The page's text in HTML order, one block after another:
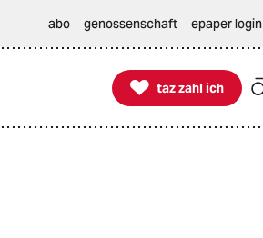
abo genossenschaft epaper login

taz zahl ich
taz zahl ich